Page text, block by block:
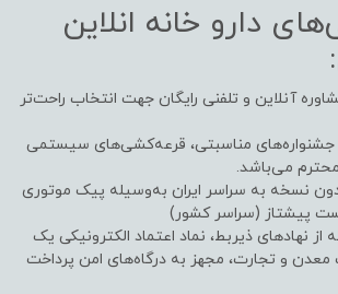
دارو خانه انلاین
آنلاین و تلفنی رایگان جهت انتخاب راحت‌تر
مناسبتی، قرعه‌کشی‌های سیستمی
محترم می‌باشد.
نسخه به سراسر ایران به‌وسیله پیک موتوری
پیشتاز (سراسر کشور)
از نهادهای ذیربط، نماد اعتماد الکترونیکی یک
معدن و تجارت، مجهز به درگاه‌های امن پرداخت